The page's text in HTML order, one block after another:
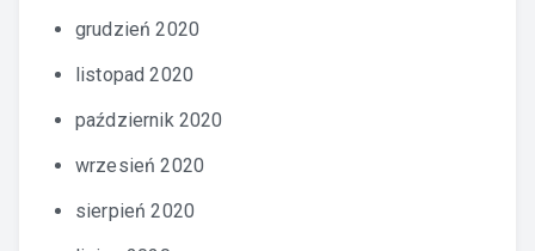
grudzień 2020
listopad 2020
październik 2020
wrzesień 2020
sierpień 2020